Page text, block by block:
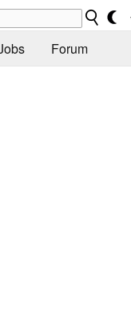
Forum